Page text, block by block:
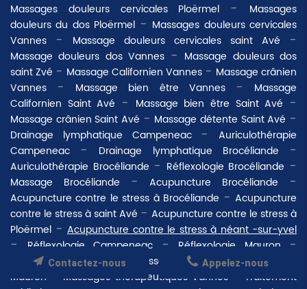
Massages douleurs cervicales Ploërmel
Massages
douleurs du dos Ploërmel
Massages douleurs cervicales
Vannes
Massage douleurs cervicales saint Avé
Massage douleurs dos Vannes
Massage douleurs dos
saint Zvé
Massage Californien Vannes
Massage crânien
Vannes
Massage bien être Vannes
Massage
Californien Saint Avé
Massage bien être Saint Avé
Massage crânien Saint Avé
Massage détente Saint Avé
Drainage lymphatique Campeneac
Auriculothérapie
Campeneac
Drainage lymphatique Brocéliande
Auriculothérapie Brocéliande
Réflexologie Brocéliande
Massage Brocéliande
Acupuncture Brocéliande
Acupuncture contre le stress à Brocéliande
Acupuncture
contre le stress à saint Avé
Acupuncture contre le stress à
Ploërmel
Acupuncture contre le stress à néant -sur-yvel
Réflexologie Campeneac
Réflexologie Mauron
Massage Campeneac
Massage Mauron
Acupuncture
Mauron
Massages thérapeutiques Vannes
Traitement
Appelez-nous
Contactez-nous